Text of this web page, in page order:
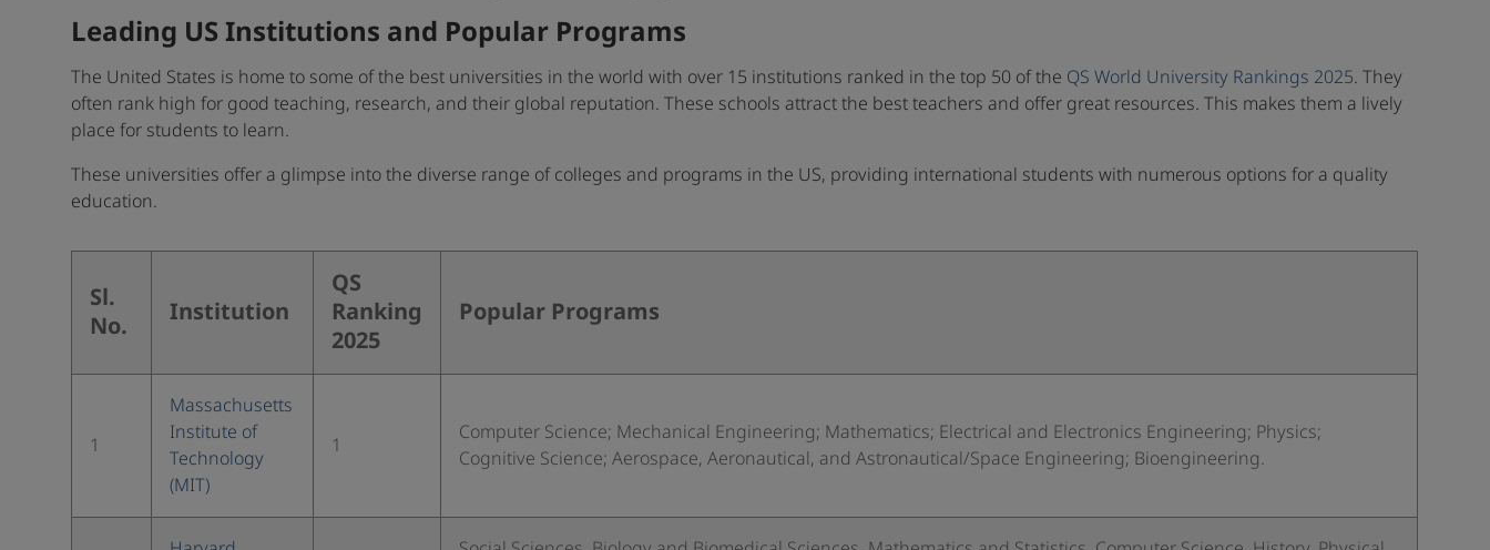
Leading US Institutions and Popular Programs
The United States is home to some of the best universities in the world with over 15 institutions ranked in the top 50 of the QS World University Rankings 2025. They
often rank high for good teaching, research, and their global reputation. These schools attract the best teachers and offer great resources. This makes them a lively
place for students to learn.
These universities offer a glimpse into the diverse range of colleges and programs in the US, providing international students with numerous options for a quality
education.
Sl.
No.
Institution
QS
Ranking
2025
Popular Programs
1
Massachusetts
Institute of
Technology
(MIT)
1
Computer Science; Mechanical Engineering; Mathematics; Electrical and Electronics Engineering; Physics;
Cognitive Science; Aerospace, Aeronautical, and Astronautical/Space Engineering; Bioengineering.